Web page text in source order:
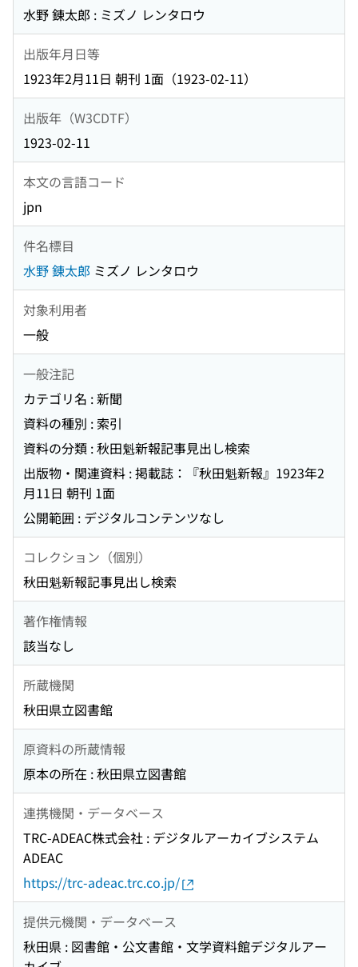
水野 錬太郎 : ミズノ レンタロウ
出版年月日等
1923年2月11日 朝刊 1面（1923-02-11）
出版年（W3CDTF）
1923-02-11
本文の言語コード
jpn
件名標目
水野 錬太郎 ミズノ レンタロウ
対象利用者
一般
一般注記
カテゴリ名 : 新聞
資料の種別 : 索引
資料の分類 : 秋田魁新報記事見出し検索
出版物・関連資料 : 掲載誌：『秋田魁新報』1923年2
月11日 朝刊 1面
公開範囲 : デジタルコンテンツなし
コレクション（個別）
秋田魁新報記事見出し検索
著作権情報
該当なし
所蔵機関
秋田県立図書館
原資料の所蔵情報
原本の所在 : 秋田県立図書館
連携機関・データベース
TRC-ADEAC株式会社 : デジタルアーカイブシステム
ADEAC
https://trc-adeac.trc.co.jp/
提供元機関・データベース
秋田県 : 図書館・公文書館・文学資料館デジタルアー